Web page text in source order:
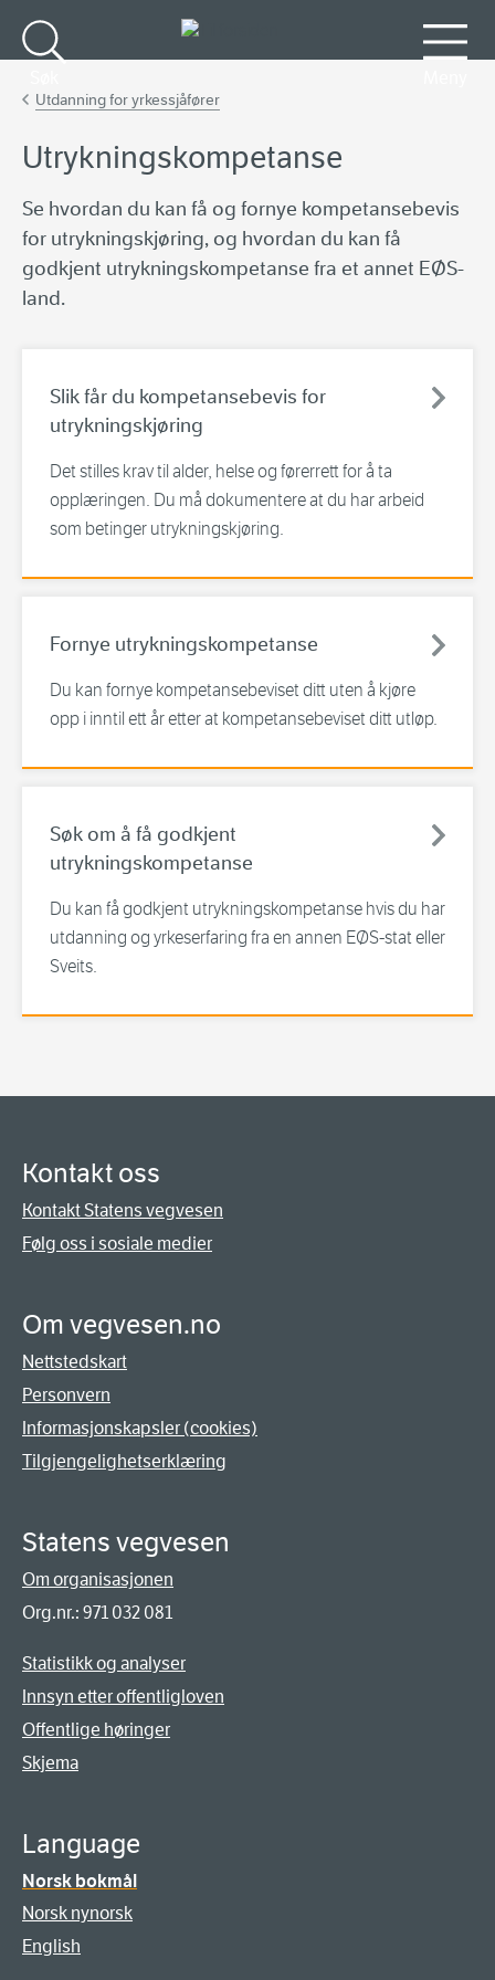
Utdanning for yrkessjåfører
Utrykningskompetanse
Se hvordan du kan få og fornye kompetansebevis
for utrykningskjøring, og hvordan du kan få
godkjent utrykningskompetanse fra et annet EØS-
land.
Slik får du kompetansebevis for
utrykningskjøring
Det stilles krav til alder, helse og førerrett for å ta
opplæringen. Du må dokumentere at du har arbeid
som betinger utrykningskjøring.
Fornye utrykningskompetanse
Du kan fornye kompetansebeviset ditt uten å kjøre
opp i inntil ett år etter at kompetansebeviset ditt utløp.
Søk om å få godkjent
utrykningskompetanse
Du kan få godkjent utrykningskompetanse hvis du har
utdanning og yrkeserfaring fra en annen EØS-stat eller
Sveits.
Kontakt oss
Kontakt Statens vegvesen
Følg oss i sosiale medier
Om vegvesen.no
Nettstedskart
Personvern
Informasjonskapsler (cookies)
Tilgjengelighetserklæring
Statens vegvesen
Om organisasjonen
Org.nr.: 971 032 081
Statistikk og analyser
Innsyn etter offentligloven
Offentlige høringer
Skjema
Language
Norsk bokmål
Norsk nynorsk
English